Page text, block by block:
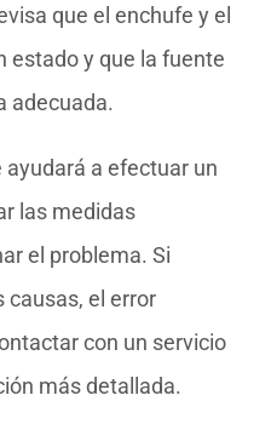
que el enchufe y el
estado y que la fuente
adecuada.
a efectuar un
las medidas
el problema. Si
causas, el error
con un servicio
más detallada.